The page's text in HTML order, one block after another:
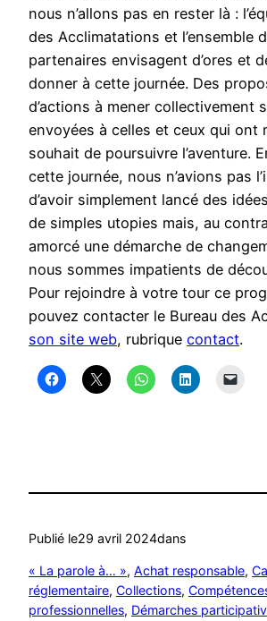
nous n’allons pas en rester là :
des Acclimatations et l’ensemble
partenaires envisagent d’ores et
donner à cette journée. Des
d’actions à mener collectivement
envoyées à celles et ceux qui ont
souhait de poursuivre l’aventure.
cette journée, nous n’avions pas
d’avoir simplement lancé des
de simples utopies mais, au
amorcé une démarche de
nous sommes impatients de
Pour rejoindre à votre tour ce
pouvez contacter le Bureau des
son site web, rubrique contact.
Publié le29 avril 2024dans
« La parole à… », Achat responsable,
réglementaire, Collections,
professionnelles, Démarches